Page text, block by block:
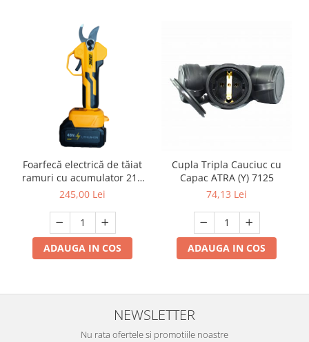
Foarfecă electrică de tăiat
ramuri cu acumulator 21V
Li-Ion, 25 mm
245,00 Lei
ADAUGA IN COS
Cupla Tripla Cauciuc cu
Capac ATRA (Y) 7125
74,13 Lei
ADAUGA IN COS
NEWSLETTER
Nu rata ofertele si promotiile noastre